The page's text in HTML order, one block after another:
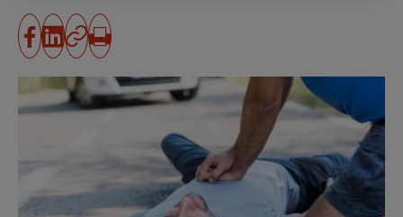
partager
sur
facebook
partager
sur
linkedin
Copier
l'URL
Imprimer